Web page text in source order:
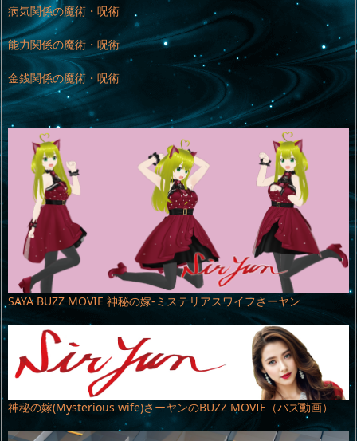
病気関係の魔術・呪術
能力関係の魔術・呪術
金銭関係の魔術・呪術
SAYA BUZZ MOVIE 神秘の嫁-ミステリアスワイフさーヤン
神秘の嫁(Mysterious wife)さーヤンのBUZZ MOVIE（バズ動画）